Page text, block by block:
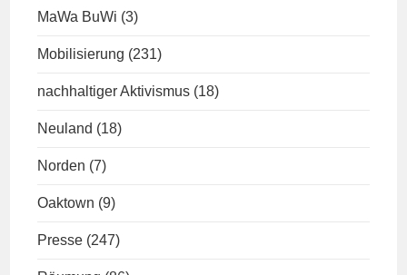
MaWa BuWi (3)
Mobilisierung (231)
nachhaltiger Aktivismus (18)
Neuland (18)
Norden (7)
Oaktown (9)
Presse (247)